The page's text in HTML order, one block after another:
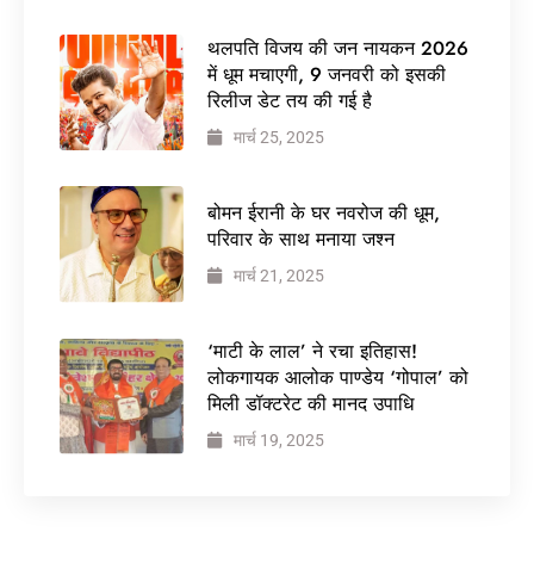
थलपति विजय की जन नायकन 2026
में धूम मचाएगी, 9 जनवरी को इसकी
रिलीज डेट तय की गई है
मार्च 25, 2025
बोमन ईरानी के घर नवरोज की धूम,
परिवार के साथ मनाया जश्न
मार्च 21, 2025
‘माटी के लाल’ ने रचा इतिहास!
लोकगायक आलोक पाण्डेय ‘गोपाल’ को
मिली डॉक्टरेट की मानद उपाधि
मार्च 19, 2025